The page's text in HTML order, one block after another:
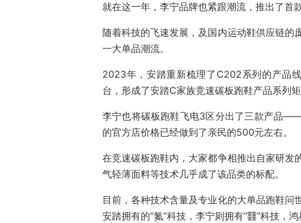
就在这一年，李宁品牌也紧跟潮流，推出了首
随着科技的飞速发展，及国内运动鞋供应链
一大单品潮流。
2023年，安踏重新梳理了C202系列的产品
台，形成了安踏C家族竞速碳板跑鞋产品系列矩
李宁也将碳板跑鞋飞电3区分出了三款产品
的官方店价格已经做到了亲民的500元左右。
在竞速碳板跑鞋内，大家都争相推出自家研发
气轻薄面料等技术几乎成了该品类的标配。
目前，各种技术含量及专业化的大单品跑鞋
安踏拥有的“氮”科技，李宁则拥有“䨻”科技，鸿